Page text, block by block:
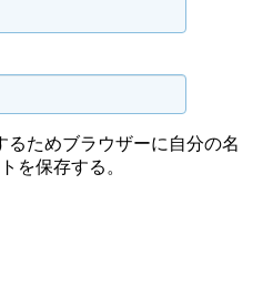
るためブラウザーに自分の名
を保存する。